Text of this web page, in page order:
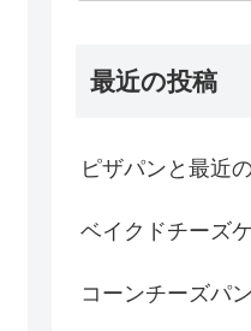
最近の投稿
ピザパンと最近
ベイクドチーズ
コーンチーズパ